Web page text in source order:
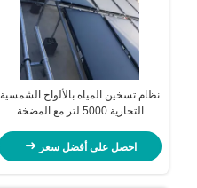
نظام تسخين المياه بالألواح الشمسية
التجارية 5000 لتر مع المضخة
احصل على أفضل سعر